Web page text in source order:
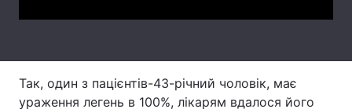
Так, один з пацієнтів-43-річний чоловік, має
ураження легень в 100%, лікарям вдалося його